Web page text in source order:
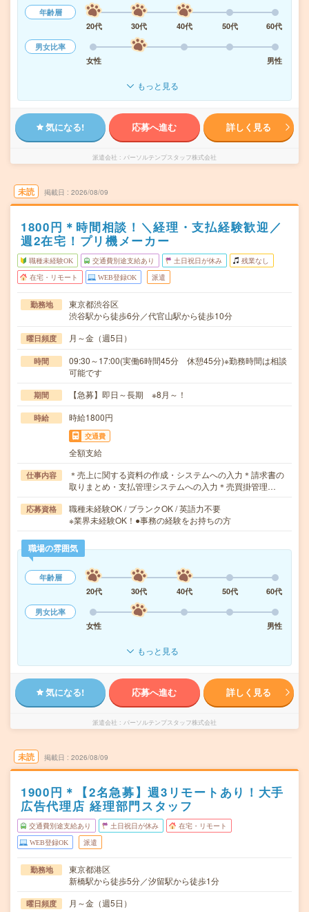
年齢層
20代
30代 40代 50代
60代
男女比率
女性
男性
もっと見る
気になる! 応募へ進む 詳しく見る
派遣会社 パーソルテンプスタッフ株式会社
未読 掲載日 2026/08/09
1800円＊時間相談！＼経理・支払経験歓迎／
週2在宅！プリ機メーカー
職種未経験OK 交通費別途支給あり 土日祝日が休み 残業なし
在宅・リモート WEB登録OK 派遣
勤務地
東京都渋谷区
渋谷駅から徒歩6分／代官山駅から徒歩10分
曜日頻度 月～金（週5日）
時間
09:30～17:00(実働6時間45分 休憩45分)※勤務時間は相談
可能です
期間 【急募】即日～長期 ※8月～！
時給 時給1800円
交通費
全額支給
仕事内容
＊売上に関する資料の作成・システムへの入力＊請求書の
取りまとめ・支払管理システムへの入力＊売買掛管理…
応募資格
職種未経験OK / ブランクOK / 英語力不要
※業界未経験OK！●事務の経験をお持ちの方
職場の雰囲気
年齢層
20代
30代 40代 50代
60代
男女比率
女性
男性
もっと見る
気になる! 応募へ進む 詳しく見る
派遣会社 パーソルテンプスタッフ株式会社
未読 掲載日 2026/08/09
1900円＊【2名急募】週3リモートあり！大手
広告代理店 経理部門スタッフ
交通費別途支給あり 土日祝日が休み 在宅・リモート
WEB登録OK 派遣
勤務地
東京都港区
新橋駅から徒歩5分／汐留駅から徒歩1分
曜日頻度 月～金（週5日）